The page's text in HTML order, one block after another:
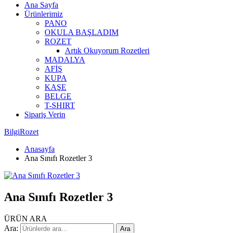
Ana Sayfa
Ürünlerimiz
PANO
OKULA BAŞLADIM
ROZET
Artık Okuyorum Rozetleri
MADALYA
AFİŞ
KUPA
KAŞE
BELGE
T-SHIRT
Sipariş Verin
BilgiRozet
Anasayfa
Ana Sınıfı Rozetler 3
Ana Sınıfı Rozetler 3
ÜRÜN ARA
Ara:
Ara